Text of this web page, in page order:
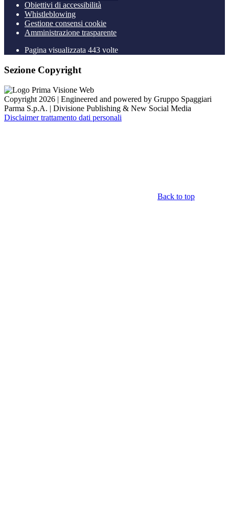
Obiettivi di accessibilità
Whistleblowing
Gestione consensi cookie
Amministrazione trasparente
Pagina visualizzata 443 volte
Sezione Copyright
Copyright 2026 | Engineered and powered by Gruppo Spaggiari
Parma S.p.A. | Divisione Publishing & New Social Media
Disclaimer trattamento dati personali
Back to top